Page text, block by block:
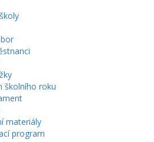
školního roku
materiály
program